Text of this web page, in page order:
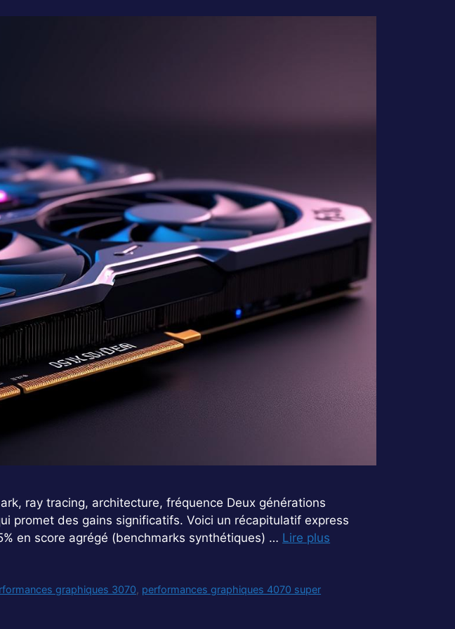
ray tracing, architecture, fréquence Deux générations
promet des gains significatifs. Voici un récapitulatif express
en score agrégé (benchmarks synthétiques) … Lire plus
graphiques 3070, performances graphiques 4070 super